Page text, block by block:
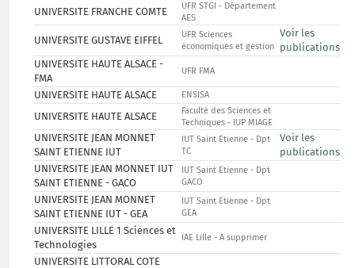
UNIVERSITE FRANCHE COMTE
UFR STGI - Département
AES
UNIVERSITE GUSTAVE EIFFEL
UFR Sciences
économiques et gestion
Voir les
publications
UNIVERSITE HAUTE ALSACE -
FMA
UFR FMA
UNIVERSITE HAUTE ALSACE ENSISA
UNIVERSITE HAUTE ALSACE
Faculté des Sciences et
Techniques - IUP MIAGE
UNIVERSITE JEAN MONNET
SAINT ETIENNE IUT
IUT Saint Etienne - Dpt
TC
Voir les
publications
UNIVERSITE JEAN MONNET IUT
SAINT ETIENNE - GACO
IUT Saint Etienne - Dpt
GACO
UNIVERSITE JEAN MONNET
SAINT ETIENNE IUT - GEA
IUT Saint Etienne - Dpt
GEA
UNIVERSITE LILLE 1 Sciences et
Technologies
IAE Lille - A supprimer
UNIVERSITE LITTORAL COTE